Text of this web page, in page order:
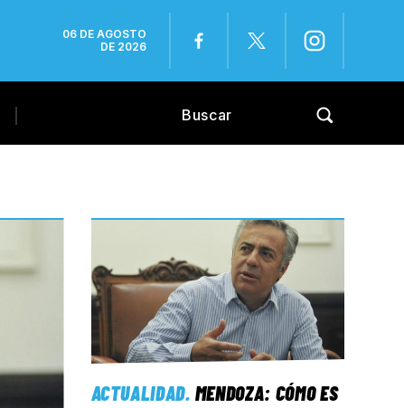
06 DE AGOSTO
DE 2026
ACTUALIDAD. MENDOZA: CÓMO ES